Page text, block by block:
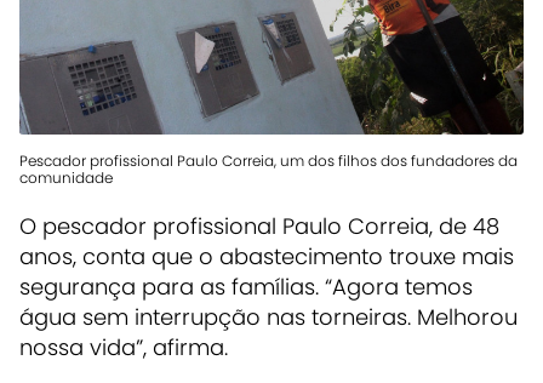
Pescador profissional Paulo Correia, um dos filhos dos fundadores da
comunidade
O pescador profissional Paulo Correia, de 48
anos, conta que o abastecimento trouxe mais
segurança para as famílias. “Agora temos
água sem interrupção nas torneiras. Melhorou
nossa vida”, afirma.